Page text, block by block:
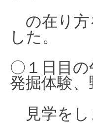
の在り方
した。
〇１日目
発掘体験、
見学をし